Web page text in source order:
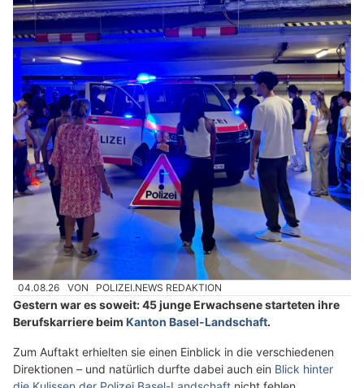
04.08.26 VON POLIZEI.NEWS REDAKTION
Gestern war es soweit: 45 junge Erwachsene starteten ihre
Berufskarriere beim Kanton Basel-Landschaft.
Zum Auftakt erhielten sie einen Einblick in die verschiedenen
Direktionen – und natürlich durfte dabei auch ein Blick hinter